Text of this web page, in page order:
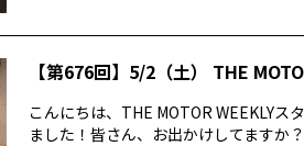
【第676回】5/2（土） THE
こんにちは、THE MOTOR WEEKLYス
ました！皆さん、お出かけしてますか